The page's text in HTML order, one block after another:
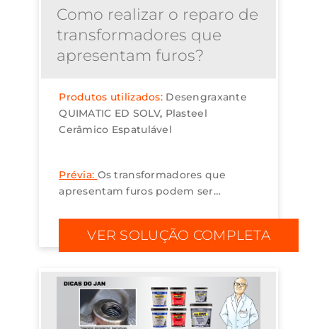
Como realizar o reparo de
transformadores que
apresentam furos?
Produtos utilizados: Desengraxante
QUIMATIC ED SOLV Plasteel
Cerâmico Espatulável
Prévia: Os transformadores que
apresentam furos podem ser
Espatulável. Entre outras vantagens,
o produto não é condutor...
VER SOLUÇÃO COMPLETA